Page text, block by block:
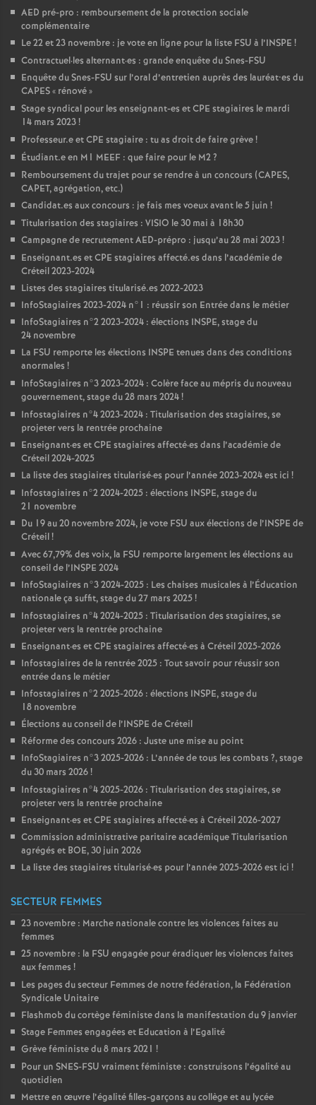
AED pré-pro : remboursement de la protection sociale
complémentaire
Le 22 et 23 novembre : je vote en ligne pour la liste FSU à l’INSPE !
Contractuel·les alternant·es : grande enquête du Snes-FSU
Enquête du Snes-FSU sur l’oral d’entretien auprès des lauréat•es du
CAPES« rénové»
Stage syndical pour les enseignant-es etCPE stagiaires le mardi
14 mars 2023!
Professeur.e etCPE stagiaire : tu as droit de faire grève!
Étudiant.e en M1 MEEF : que faire pour le M2?
Remboursement du trajet pour se rendre à un concours (CAPES,
CAPET, agrégation, etc.)
Candidat.es aux concours : je fais mes voeux avant le 5 juin !
Titularisation des stagiaires : VISIO le 30 mai à 18h30
Campagne de recrutementAED-prépro : jusqu’au 28 mai 2023!
Enseignant.es etCPE stagiaires affecté.es dans l’académie de
Créteil 2023-2024
Listes des stagiaires titularisé.es 2022-2023
InfoStagiaires 2023-2024 n°1 : réussir son Entrée dans le métier
InfoStagiaires n°2 2023-2024 : élections INSPE, stage du
24 novembre
La FSU remporte les élections INSPE tenues dans des conditions
anormales !
InfoStagiaires n°3 2023-2024 : Colère face au mépris du nouveau
gouvernement, stage du 28 mars 2024!
Infostagiaires n°4 2023-2024 : Titularisation des stagiaires, se
projeter vers la rentrée prochaine
Enseignant·es etCPE stagiaires affecté·es dans l’académie de
Créteil 2024-2025
La liste des stagiaires titularisé·es pour l’année 2023-2024 est ici !
Infostagiaires n°2 2024-2025 : élections INSPE, stage du
21 novembre
Du 19 au 20 novembre 2024, je vote FSU aux élections de l’INSPE de
Créteil!
Avec 67,79% des voix, la FSU remporte largement les élections au
conseil de l’INSPE 2024
InfoStagiaires n°3 2024-2025 : Les chaises musicales à l’Éducation
nationale ça suffit, stage du 27 mars 2025!
Infostagiaires n°4 2024-2025 : Titularisation des stagiaires, se
projeter vers la rentrée prochaine
Enseignant·es etCPE stagiaires affecté·es à Créteil 2025-2026
Infostagiaires de la rentrée 2025 : Tout savoir pour réussir son
entrée dans le métier
Infostagiaires n°2 2025-2026 : élections INSPE, stage du
18 novembre
Élections au conseil de l’INSPE de Créteil
Réforme des concours 2026 : Juste une mise au point
InfoStagiaires n°3 2025-2026 : L’année de tous les combats ?, stage
du 30 mars 2026!
Infostagiaires n°4 2025-2026 : Titularisation des stagiaires, se
projeter vers la rentrée prochaine
Enseignant·es etCPE stagiaires affecté·es à Créteil 2026-2027
Commission administrative paritaire académique Titularisation
agrégés et BOE, 30 juin 2026
La liste des stagiaires titularisé·es pour l’année 2025-2026 est ici !
SECTEUR FEMMES
23 novembre : Marche nationale contre les violences faites au
femmes
25 novembre : la FSU engagée pour éradiquer les violences faites
aux femmes !
Les pages du secteur Femmes de notre fédération, la Fédération
Syndicale Unitaire
Flashmob du cortège féministe dans la manifestation du 9 janvier
Stage Femmes engagées et Education à l’Egalité
Grève féministe du 8 mars 2021 !
Pour un SNES-FSU vraiment féministe : construisons l’égalité au
quotidien
Mettre en œuvre l’égalité filles-garçons au collège et au lycée